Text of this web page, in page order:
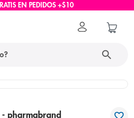
EN PEDIDOS +$10
pharmabrand